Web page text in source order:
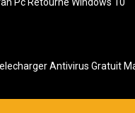
Antivirus Gratuit